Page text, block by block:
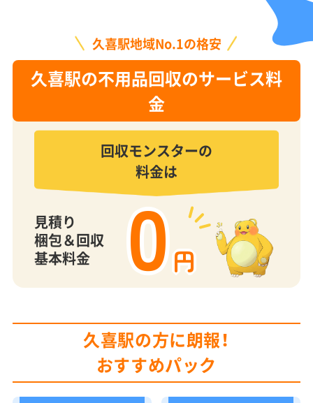
久喜駅地域No.1の格安
久喜駅の不用品回収のサービス料
金
回収モンスターの
料金は
見積り
梱包＆回収
基本料金
0円
久喜駅の方に朗報！
おすすめパック